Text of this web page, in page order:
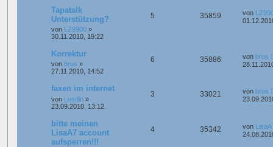
Tapatalk
Unterstützung?
von LZ9900 »
30.11.2010, 19:22
5 35859 von
Korrektur
von brus »
27.11.2010, 14:52
6 35886 von brus
faxen im internet
von Lusdin »
23.09.2010, 13:12
3 33021 von brus
bitte meinen
LisaA7 account
aufsperren!!!
4 35342 von